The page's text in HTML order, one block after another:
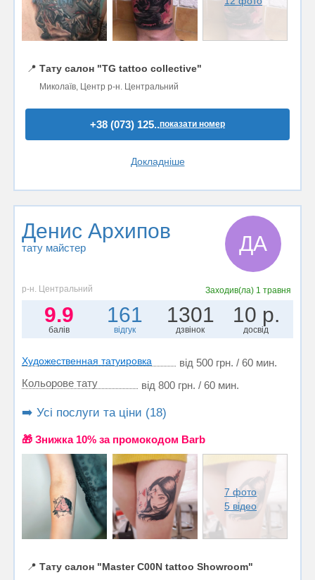
📍 Тату салон "TG tattoo collective"
Миколаїв, Центр р-н. Центральний
+38 (073) 125..показати номер
Докладніше
Денис Архипов
тату майстер ДА
р-н. Центральний Заходив(ла) 1 травня
9.9
балів
161
відгук
1301
дзвінок
10 р.
досвід
Художественная татуировка
від 500 грн. / 60 мин.
Кольорове тату
від 800 грн. / 60 мин.
➡️ Усі послуги та ціни (18)
🎁 Знижка 10% за промокодом Barb
7 фото
5 відео
📍 Тату салон "Master C00N tattoo Showroom"